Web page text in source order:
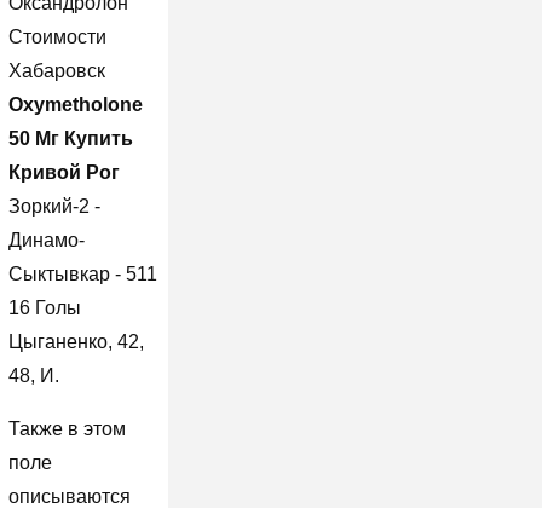
Стоимости
Хабаровск
Oxymetholone
50 Мг Купить
Кривой Рог
Зоркий-2 -
Динамо-
Сыктывкар - 511
16 Голы
Цыганенко, 42,
48, И.
Также в этом
поле
описываются